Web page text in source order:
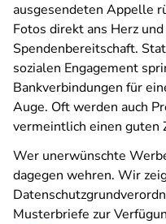
ausgesendeten Appelle
Fotos direkt ans Herz
Spendenbereitschaft.
sozialen Engagement
Bankverbindungen für
Auge. Oft werden auch
vermeintlich einen guten
Wer unerwünschte
dagegen wehren. Wir
Musterbriefe zur